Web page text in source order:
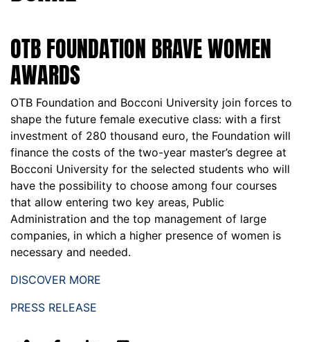
OTB FOUNDATION BRAVE WOMEN
AWARDS
OTB Foundation and Bocconi University join forces to
shape the future female executive class: with a first
investment of 280 thousand euro, the Foundation will
finance the costs of the two-year master’s degree at
Bocconi University for the selected students who will
have the possibility to choose among four courses
that allow entering two key areas, Public
Administration and the top management of large
companies, in which a higher presence of women is
necessary and needed.
DISCOVER MORE
PRESS RELEASE